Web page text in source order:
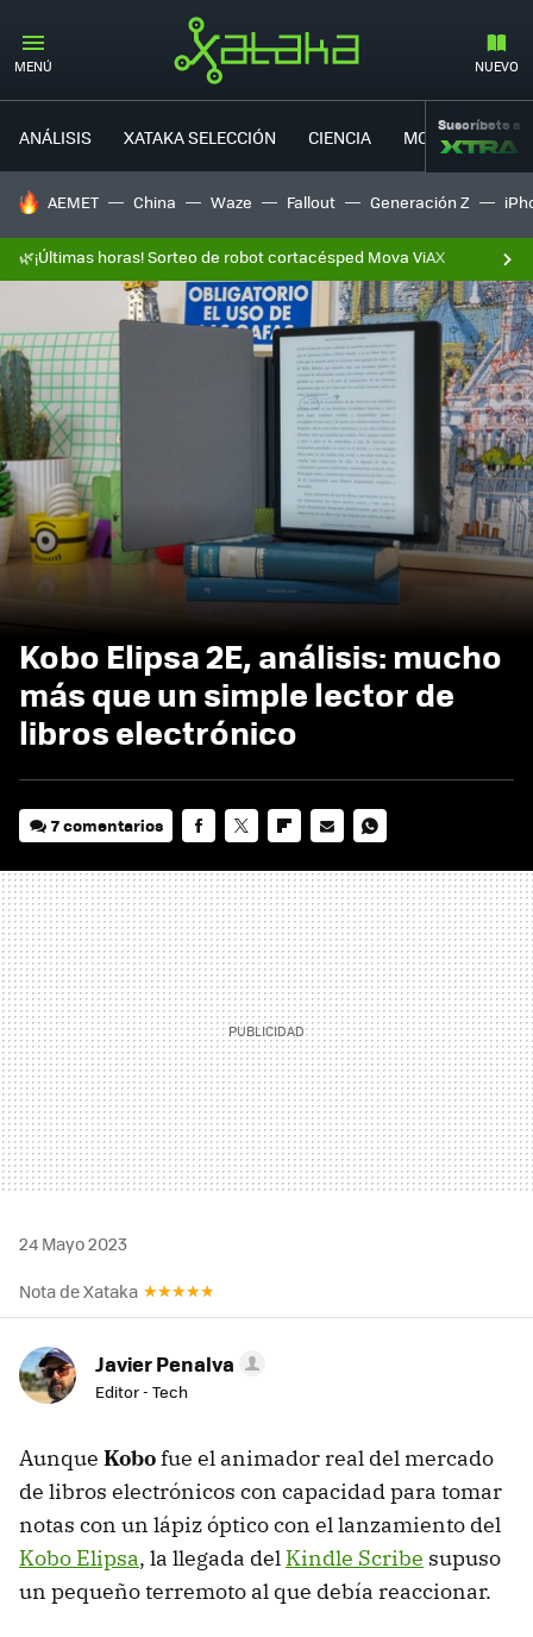
MENÚ NUEVO
ANÁLISIS XATAKA SELECCIÓN CIENCIA MOVILIDAD
Suscríbete a
HOY SE HABLA DE
AEMET China Waze Fallout Generación Z
🌿¡Últimas horas! Sorteo de robot cortacésped Mova ViAX
Kobo Elipsa 2E, análisis: mucho
más que un simple lector de
libros electrónico
7 comentarios
MAIL
24 Mayo 2023
Nota de Xataka
Javier Penalva
Editor - Tech
Aunque Kobofue el animador real del mercado
de libros electrónicos con capacidad para tomar
notas con un lápiz óptico con el lanzamiento del
Kobo Elipsa, la llegada del Kindle Scribe supuso
un pequeño terremoto al que debía reaccionar.